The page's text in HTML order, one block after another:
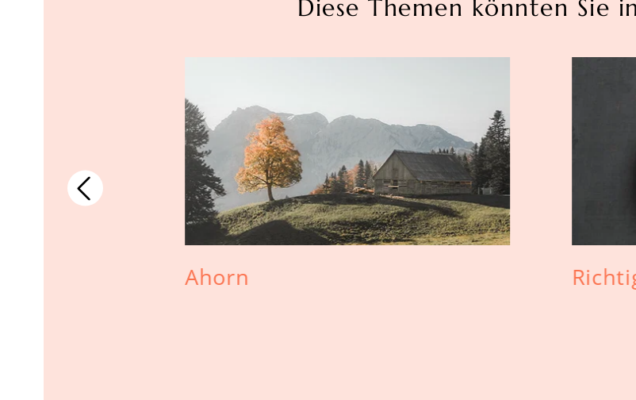
Diese Themen könnten Sie
Ahorn